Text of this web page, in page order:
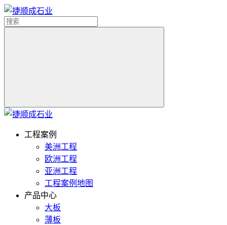
工程案例
美洲工程
欧洲工程
亚洲工程
工程案例地图
产品中心
大板
薄板